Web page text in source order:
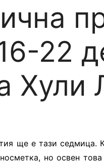
22
Хули
ще е тази седмица.
но освен